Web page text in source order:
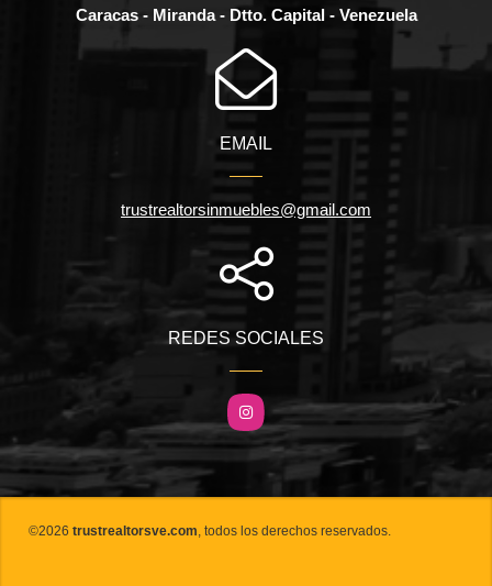
Caracas - Miranda - Dtto. Capital - Venezuela
EMAIL
trustrealtorsinmuebles@gmail.com
REDES SOCIALES
Instagram
©2026 trustrealtorsve.com, todos los derechos reservados.